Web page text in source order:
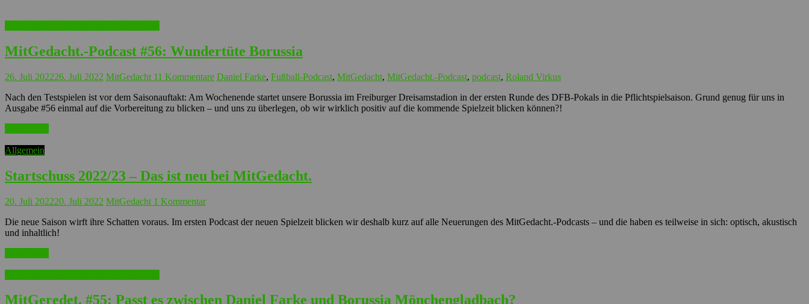
MitGedacht.-Podcast #56: Wundertüte Borussia
26. Juli 202226. Juli 2022 MitGedacht 11 Kommentare Daniel Farke, Fußball-Podcast, MitGedacht, MitGedacht.-Podcast, podcast, Roland Virkus
Nach den Testspielen ist vor dem Saisonauftakt: Am Wochenende startet unsere Borussia im Freiburger Dreisamstadion in der ersten Runde des DFB-Pokals in die Pflichtspielsaison. Grund genug für uns in
Ausgabe #56 einmal auf die Vorbereitung zu blicken – und uns zu überlegen, ob wir wirklich positiv auf die kommende Spielzeit blicken können?!
Allgemein
Startschuss 2022/23 – Das ist neu bei MitGedacht.
20. Juli 202220. Juli 2022 MitGedacht 1 Kommentar
Die neue Saison wirft ihre Schatten voraus. Im ersten Podcast der neuen Spielzeit blicken wir deshalb kurz auf alle Neuerungen des MitGedacht.-Podcasts – und die haben es teilweise in sich: optisch, akustisch
und inhaltlich!
MitGeredet. #55: Passt es zwischen Daniel Farke und Borussia Mönchengladbach?